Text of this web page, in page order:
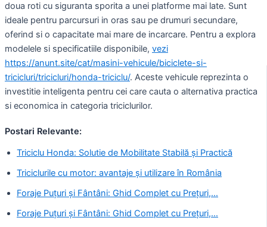
doua roti cu siguranta sporita a unei platforme mai late. Sunt
ideale pentru parcursuri in oras sau pe drumuri secundare,
oferind si o capacitate mai mare de incarcare. Pentru a explora
modelele si specificatiile disponibile, vezi
https://anunt.site/cat/masini-vehicule/biciclete-si-
tricicluri/tricicluri/honda-triciclu/. Aceste vehicule reprezinta o
investitie inteligenta pentru cei care cauta o alternativa practica
si economica in categoria triciclurilor.
Postari Relevante:
Triciclu Honda: Solutie de Mobilitate Stabilă și Practică
Triciclurile cu motor: avantaje și utilizare în România
Foraje Puțuri și Fântâni: Ghid Complet cu Prețuri,…
Foraje Puțuri și Fântâni: Ghid Complet cu Prețuri,…